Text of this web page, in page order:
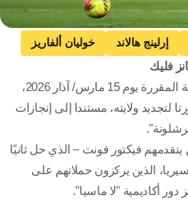
إرلينج هالاند
خوليان ألفاريز
كرة قدم
فليك
يستعد نادي برشلونة لانتخابات الرئاسة المقررة يوم 15 مارس/ آذار 2026،
لتجديد ولايته، مستندا إلى إنجازات
فيكتور فونت – الذي حل ثانيًا
سيريا، الذين يركزون حملاتهم على
دور أكاديمية "لا ماسيا".